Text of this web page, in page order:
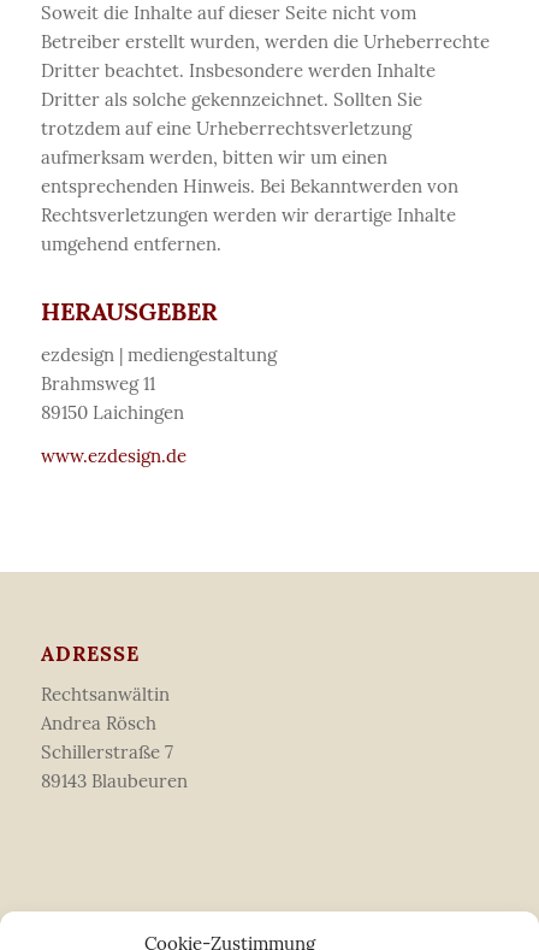
Cookie-Zustimmung
Soweit die Inhalte auf dieser Seite nicht vom
Betreiber erstellt wurden, werden die Urheberrechte
Dritter beachtet. Insbesondere werden Inhalte
Dritter als solche gekennzeichnet. Sollten Sie
trotzdem auf eine Urheberrechtsverletzung
aufmerksam werden, bitten wir um einen
entsprechenden Hinweis. Bei Bekanntwerden von
Rechtsverletzungen werden wir derartige Inhalte
umgehend entfernen.
HERAUSGEBER
ezdesign | mediengestaltung
Brahmsweg 11
89150 Laichingen
www.ezdesign.de
ADRESSE
Rechtsanwältin
Andrea Rösch
Schillerstraße 7
89143 Blaubeuren
KONTAKT